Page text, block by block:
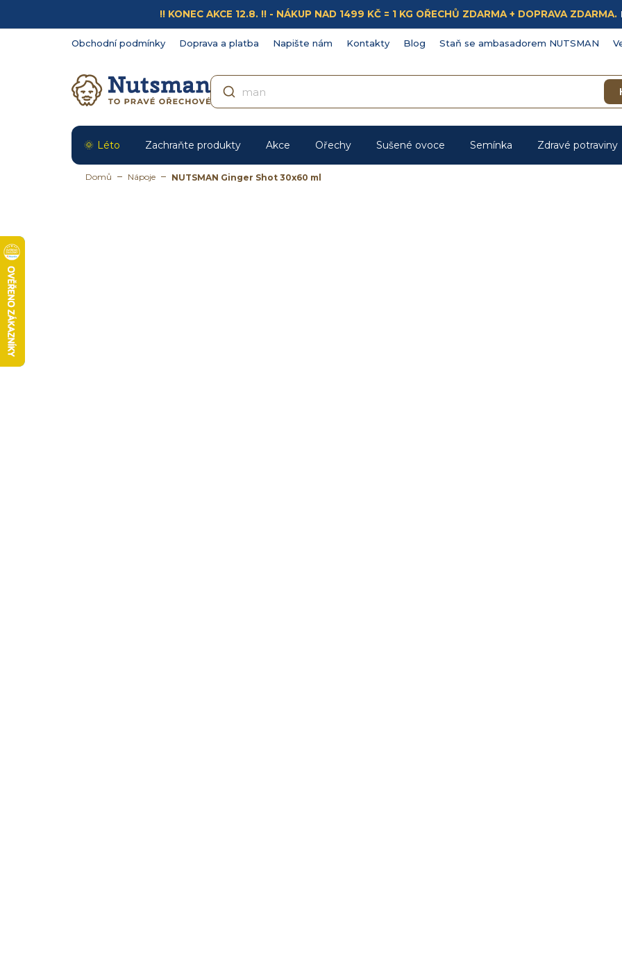
obsah
!! KONEC AKCE 12.8. !! - NÁKUP NAD 1499 KČ = 1 KG OŘECHŮ ZDARMA + DOPRAVA ZDARMA.
Obchodní podmínky Doprava a platba Napište nám Kontakty Blog Staň se ambasadorem NUTSMAN
Léto Zachraňte produkty Akce Ořechy Sušené ovoce Semínka Zdravé potraviny
Domů Nápoje NUTSMAN Ginger Shot 30x60 ml